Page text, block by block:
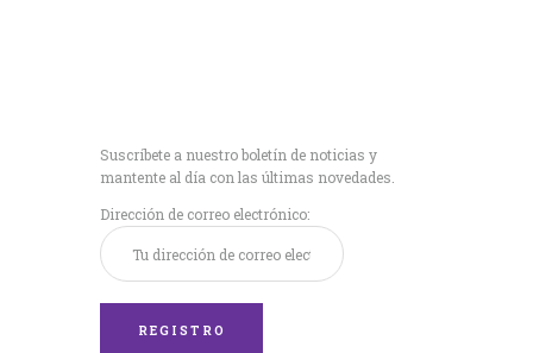
Suscríbete a nuestro boletín de noticias y
mantente al día con las últimas novedades.
Dirección de correo electrónico: